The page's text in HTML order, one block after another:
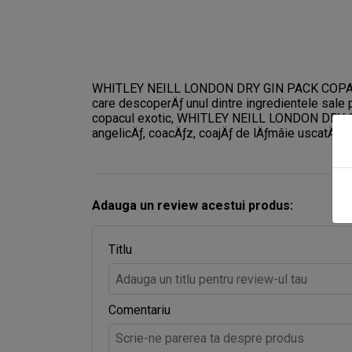
WHITLEY NEILL LONDON DRY GIN PACK
care descoperÄƒ unul dintre ingredientele sale
copacul exotic, WHITLEY NEILL LONDON DRY
angelicÄƒ, coacÄƒz, coajÄƒ de lÄƒmâie uscatÄƒ
Adauga un review acestui produs:
Titlu
Comentariu